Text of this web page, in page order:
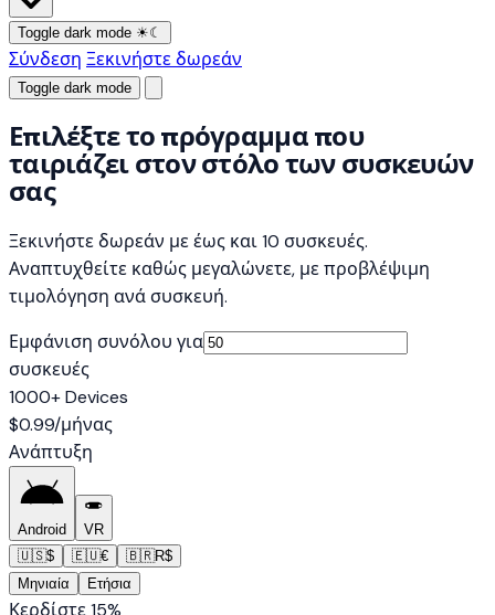
Toggle dark mode ☀☾
Σύνδεση Ξεκινήστε δωρεάν
Toggle dark mode
Επιλέξτε το πρόγραμμα που
ταιριάζει στον στόλο των συσκευών
σας
Ξεκινήστε δωρεάν με έως και 10 συσκευές.
Αναπτυχθείτε καθώς μεγαλώνετε, με προβλέψιμη
τιμολόγηση ανά συσκευή.
Εμφάνιση συνόλου για
συσκευές
1000+ Devices
$0.99/μήνας
Ανάπτυξη
Android
VR
🇺🇸$ 🇪🇺€ 🇧🇷R$
Μηνιαία
Ετήσια
Κερδίστε 15%